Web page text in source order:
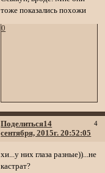
тоже показались похожи
0
Поделиться 4
14
сентября, 2015г. 20:52:05
хи...у них глаза разные))...не
кастрат?